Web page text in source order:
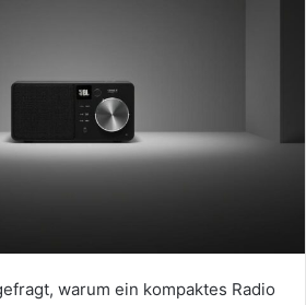
warum ein kompaktes Radio